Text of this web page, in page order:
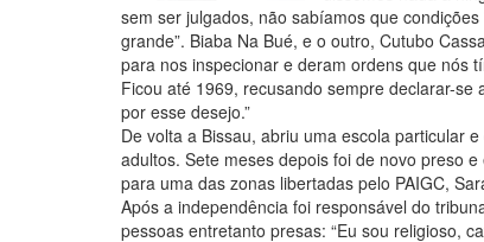
sem ser julgados, não sabíamos que
grande”. Biaba Na Bué, e o outro, Cutubo
para nos inspecionar e deram ordens que nós
Ficou até 1969, recusando sempre declarar-
por esse desejo.”
De volta a Bissau, abriu uma escola particular
adultos. Sete meses depois foi de novo preso
para uma das zonas libertadas pelo PAIGC,
Após a independência foi responsável do
pessoas entretanto presas: “Eu sou religioso,